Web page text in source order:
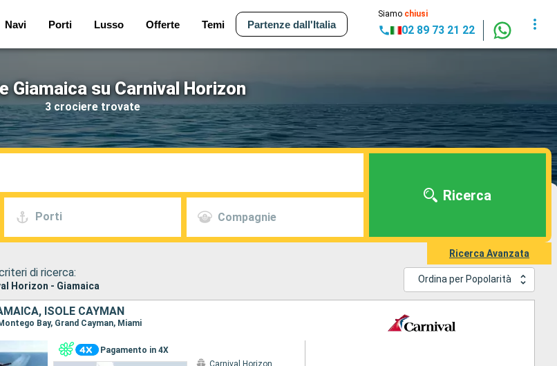
Navi Porti Lusso Offerte Temi Partenze dall'Italia
Siamo chiusi
02 89 73 21 22
Giamaica su Carnival Horizon
3 crociere trovate
Porti Compagnie
Ricerca
Ricerca Avanzata
di ricerca:
Horizon - Giamaica
Ordina per Popolarità
ISOLE CAYMAN
Bay, Grand Cayman, Miami
Pagamento in 4X
Carnival Horizon